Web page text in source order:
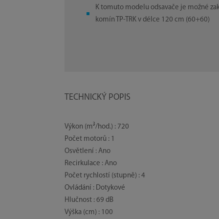
K tomuto modelu odsavače je možné
komín TP-TRK v délce 120 cm (60+60)
TECHNICKÝ POPIS
Výkon (m³/hod.) : 720
Počet motorů : 1
Osvětlení : Ano
Recirkulace : Ano
Počet rychlostí (stupně) : 4
Ovládání : Dotykové
Hlučnost : 69 dB
Výška (cm) : 100